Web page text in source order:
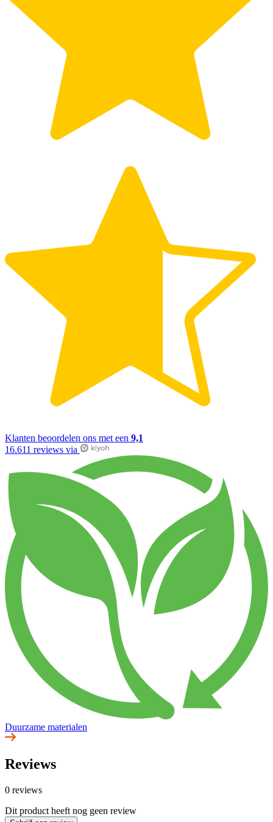
Klanten beoordelen ons met een 9,1
16.611 reviews via
Duurzame materialen
Reviews
0 reviews
Dit product heeft nog geen review